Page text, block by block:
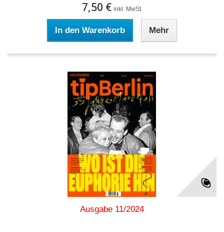
7,50 € inkl. MwSt.
In den Warenkorb Mehr
Ausgabe 11/2024